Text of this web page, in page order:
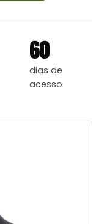
60
dias de
acesso